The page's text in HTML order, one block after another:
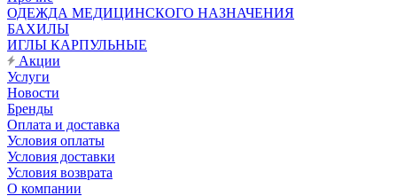
ОДЕЖДА МЕДИЦИНСКОГО НАЗНАЧЕНИЯ
БАХИЛЫ
ИГЛЫ КАРПУЛЬНЫЕ
Акции
Услуги
Новости
Бренды
Оплата и доставка
Условия оплаты
Условия доставки
Условия возврата
О компании